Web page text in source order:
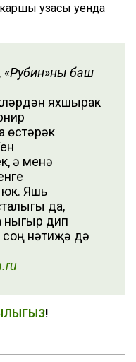
каршы узасы уенда
«Рубин»ның баш
яхшырак
өстәрәк
ә менә
Яшь
да,
ныгыр дип
нәтиҗә дә
!